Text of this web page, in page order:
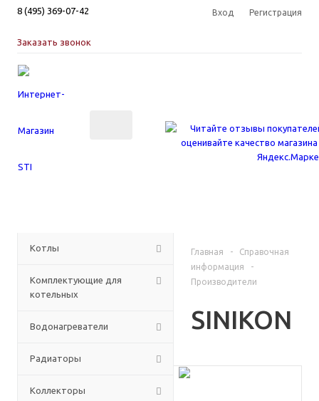
8 (495) 369-07-42
Заказать звонок
Вход Регистрация
Котлы
Комплектующие для
котельных
Водонагреватели
Радиаторы
Коллекторы
Главная -
Справочная
информация
-
Производители
SINIKON